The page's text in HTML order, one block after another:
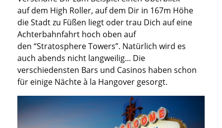
aufdem High Roller, auf dem Dir in 167m Höhe
die Stadt zu Füßen liegt oder trau Dich auf eine
Achterbahnfahrt hoch oben auf
den “StratosphereTowers”. Natürlich wird es
auch abends nicht langweilig... Die
verschiedensten Bars und Casinos haben schon
für einige Nächteà la Hangover gesorgt.